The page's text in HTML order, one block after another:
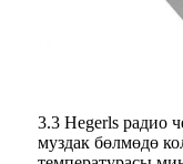
3.3 Hegerls радио
муздак бөлмөдө